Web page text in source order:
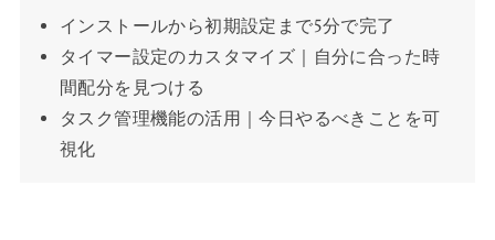
インストールから初期設定まで5分で完了
タイマー設定のカスタマイズ｜自分に合った時
間配分を見つける
タスク管理機能の活用｜今日やるべきことを可
視化